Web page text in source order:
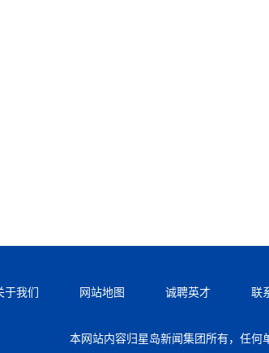
于我们 网站地图 诚聘英才 联
本网站内容归星岛新闻集团所有，任何